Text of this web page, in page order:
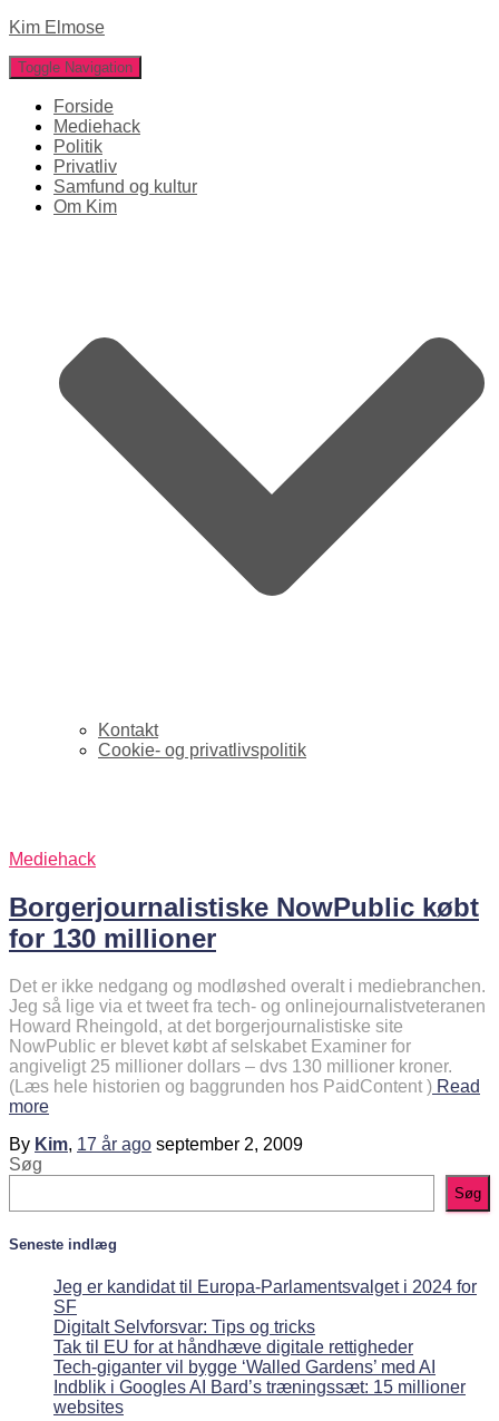
Kim Elmose
Toggle Navigation
Forside
Mediehack
Politik
Privatliv
Samfund og kultur
Om Kim
Kontakt
Cookie- og privatlivspolitik
Mediehack
Borgerjournalistiske NowPublic købt
for 130 millioner
Det er ikke nedgang og modløshed overalt i mediebranchen.
Jeg så lige via et tweet fra tech- og onlinejournalistveteranen
Howard Rheingold, at det borgerjournalistiske site
NowPublic er blevet købt af selskabet Examiner for
angiveligt 25 millioner dollars – dvs 130 millioner kroner.
(Læs hele historien og baggrunden hos PaidContent ) Read
more
By Kim, 17 år ago september 2, 2009
Søg
Søg
Seneste indlæg
Jeg er kandidat til Europa-Parlamentsvalget i 2024 for
SF
Digitalt Selvforsvar: Tips og tricks
Tak til EU for at håndhæve digitale rettigheder
Tech-giganter vil bygge ‘Walled Gardens’ med AI
Indblik i Googles AI Bard’s træningssæt: 15 millioner
websites